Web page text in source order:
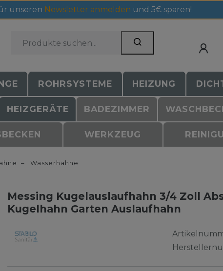
unseren Newsletter anmelden und 5€ sparen!
ROHRSYSTEME HEIZUNG
HEIZGERÄTE BADEZIMMER
WERKZEUG
Wasserhähne
Messing Kugelauslaufhahn 3/4 Zoll
Kugelhahn Garten Auslaufhahn